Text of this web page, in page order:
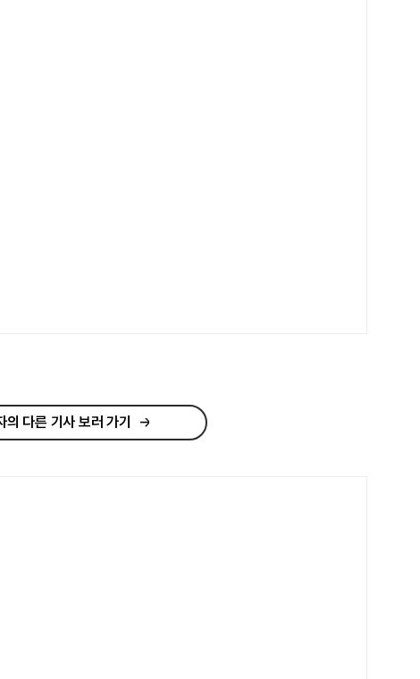
의 다른 기사 보러 가기